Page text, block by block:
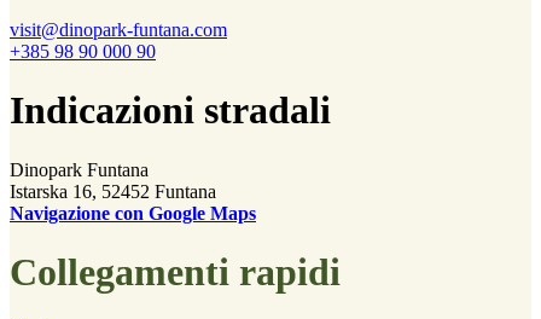
visit@dinopark-funtana.com
+385 98 90 000 90
Indicazioni stradali
Dinopark Funtana
Istarska 16, 52452 Funtana
Navigazione con Google Maps
Collegamenti rapidi